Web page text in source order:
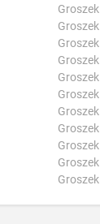
Groszek
Groszek
Groszek
Groszek
Groszek
Groszek
Groszek
Groszek
Groszek
Groszek
Groszek